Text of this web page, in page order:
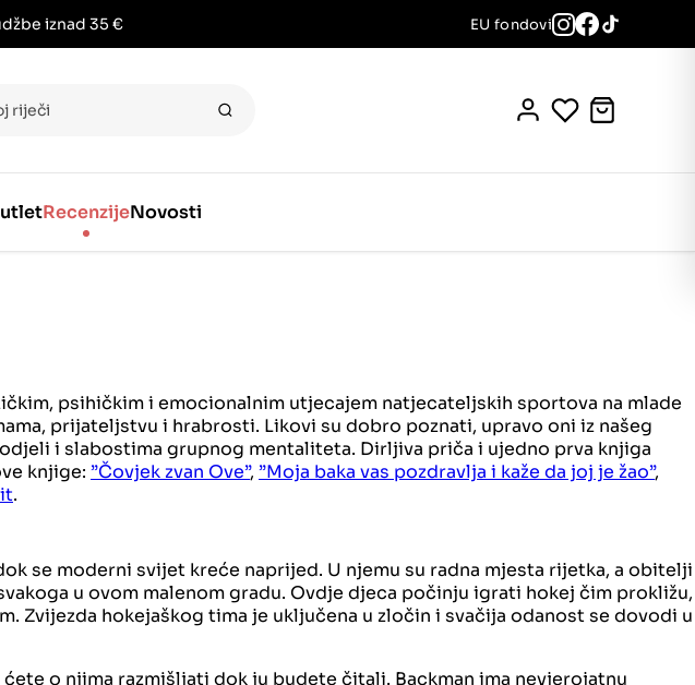
iznad 35 € EU fondovi
RecenzijeNovosti
psihičkim i emocionalnim utjecajem natjecateljskih sportova na mlade
prijateljstvu i hrabrosti. Likovi su dobro poznati, upravo oni iz našeg
i slabostima grupnog mentaliteta. Dirljiva priča i ujedno prva knjiga
knjige: ”Čovjek zvan Ove”, ”Moja baka vas pozdravlja i kaže da joj je žao”,
.
se moderni svijet kreće naprijed. U njemu su radna mjesta rijetka, a obitelji
u ovom malenom gradu. Ovdje djeca počinju igrati hokej čim prokližu,
Zvijezda hokejaškog tima je uključena u zločin i svačija odanost se dovodi u
o njima razmišljati dok ju budete čitali. Backman ima nevjerojatnu